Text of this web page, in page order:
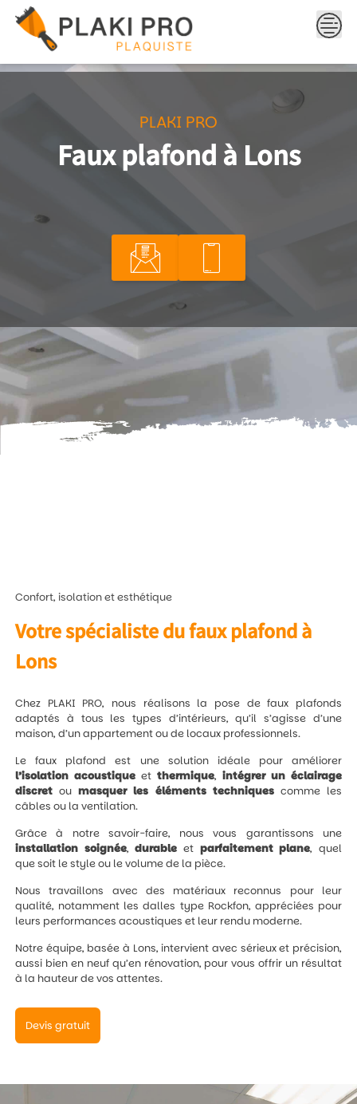
content
PLAKI PRO
Faux plafond à Lons
Confort, isolation et esthétique
Votre spécialiste du faux plafond à
Lons
Chez PLAKI PRO, nous réalisons la pose de faux plafonds
adaptés à tous les types d’intérieurs, qu’il s’agisse d’une
maison, d’un appartement ou de locaux professionnels.
Le faux plafond est une solution idéale pour améliorer
l’isolation acoustique et thermique, intégrer un éclairage
discret ou masquer les éléments techniquescomme les
câbles ou la ventilation.
Grâce à notre savoir-faire, nous vous garantissons une
installation soignée,durable et parfaitement plane, quel
que soit le style ou le volume de la pièce.
Nous travaillons avec des matériaux reconnus pour leur
qualité, notamment les dalles type Rockfon, appréciées pour
leurs performances acoustiques et leur rendu moderne.
Notre équipe, basée à Lons, intervient avec sérieux et précision,
aussi bien en neuf qu’en rénovation, pour vous offrir un résultat
à la hauteur de vos attentes.
Devis gratuit